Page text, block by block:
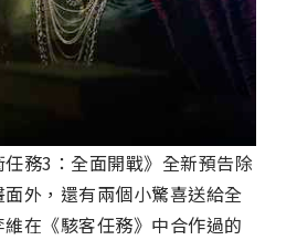
務3：全面開戰》全新預告除
外，還有兩個小驚喜送給全
在《駭客任務》中合作過的